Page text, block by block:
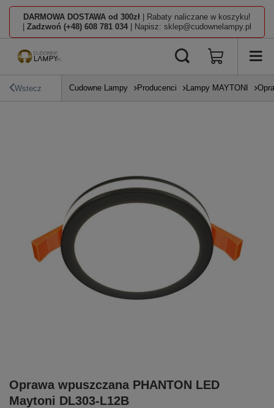
DARMOWA DOSTAWA od 300zł | Rabaty naliczane w koszyku!
Zadzwoń (+48) 608 781 034 | Napisz: sklep@cudownelampy.pl
Wstecz Cudowne Lampy Producenci Lampy MAYTONI
Oprawa wpuszczana PHANTON LED
Maytoni DL303-L12B